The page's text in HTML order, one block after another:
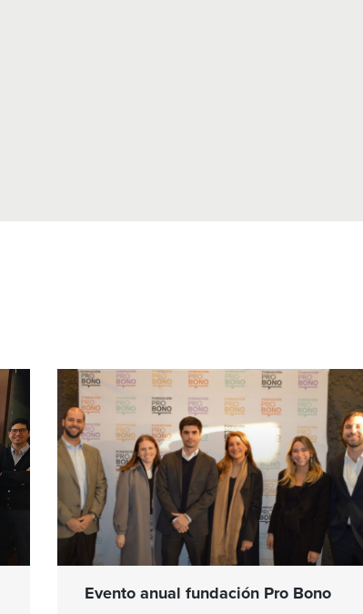
Evento anual fundación Pro Bono